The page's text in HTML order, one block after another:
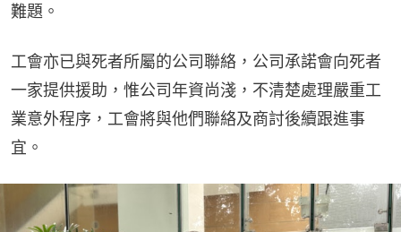
難題。
工會亦已與死者所屬的公司聯絡，公司承諾會向死者
一家提供援助，惟公司年資尚淺，不清楚處理嚴重工
業意外程序，工會將與他們聯絡及商討後續跟進事
宜。